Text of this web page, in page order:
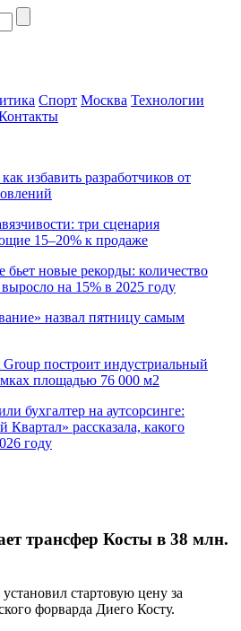
Спорт Москва Технологии
избавить разработчиков от
три сценария
15–20% к продаже
бьет новые рекорды: количество
на 15% в 2025 году
назвал пятницу самым
построит индустриальный
площадью 76 000 м2
бухгалтер на аутсорсинге:
Квартал» рассказала, какого
году
трансфер Косты в 38 млн.
стартовую цену за
форварда Диего Косту.